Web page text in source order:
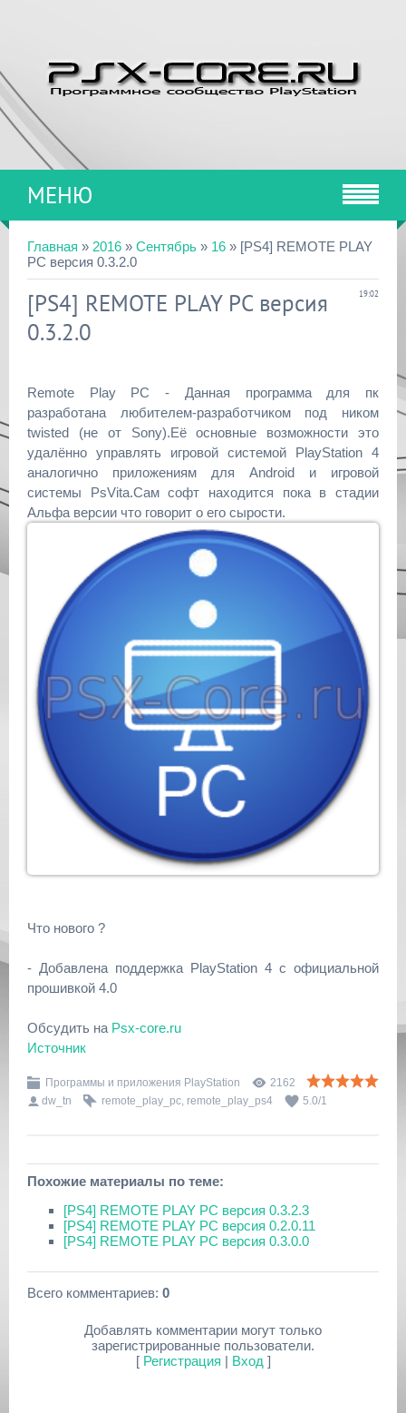
МЕНЮ
Главная » 2016 » Сентябрь » 16 » [PS4] REMOTE PLAY
PC версия 0.3.2.0
19:02
[PS4] REMOTE PLAY PC версия
0.3.2.0
Remote Play PC - Данная программа для пк
разработана любителем-разработчиком под ником
twisted (не от Sony).Её основные возможности это
удалённо управлять игровой системой PlayStation 4
аналогично приложениям для Android и игровой
системы PsVita.Сам софт находится пока в стадии
Альфа версии что говорит о его сырости.
Что нового ?
- Добавлена поддержка PlayStation 4 с официальной
прошивкой 4.0
Обсудить на Psx-core.ru
Источник
Программы и приложения PlayStation
2162
dw_tn
remote_play_pc, remote_play_ps4 5.0/1
Похожие материалы по теме:
[PS4] REMOTE PLAY PC версия 0.3.2.3
[PS4] REMOTE PLAY PC версия 0.2.0.11
[PS4] REMOTE PLAY PC версия 0.3.0.0
Всего комментариев: 0
Добавлять комментарии могут только
зарегистрированные пользователи.
[ Регистрация | Вход ]